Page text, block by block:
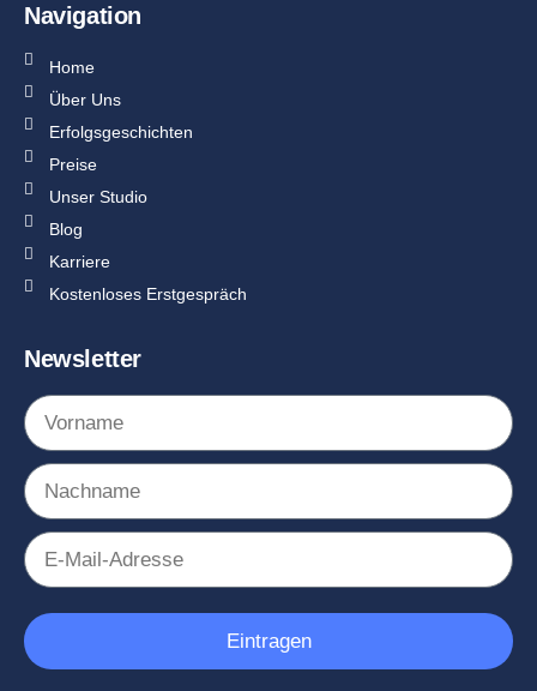
Navigation
Home
Über Uns
Erfolgsgeschichten
Preise
Unser Studio
Blog
Karriere
Kostenloses Erstgespräch
Newsletter
Eintragen